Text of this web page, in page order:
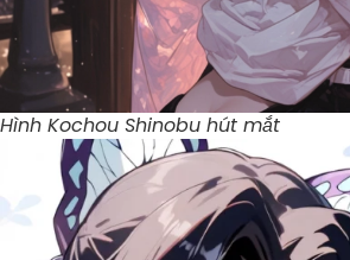
Hình Kochou Shinobu hút mắt